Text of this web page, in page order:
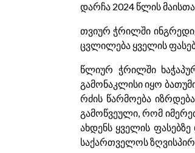
დარჩა 2024 წლის
თვიურ ჭრილში
ცვლილება ყველის
წლიურ ჭრილში
გამონაკლისი იყო
რძის წარმოება
გამოწვეული, რომ
ახდენს ყველის
საქართველოს